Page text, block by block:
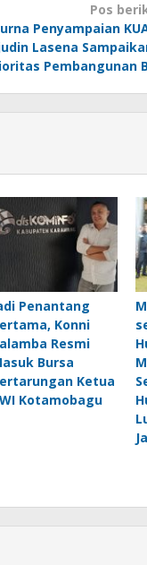
Pos
Penyampaian
Lasena
Pembangunan
Penantang
Konni
Resmi
Bursa
Ketua
Kotamobagu